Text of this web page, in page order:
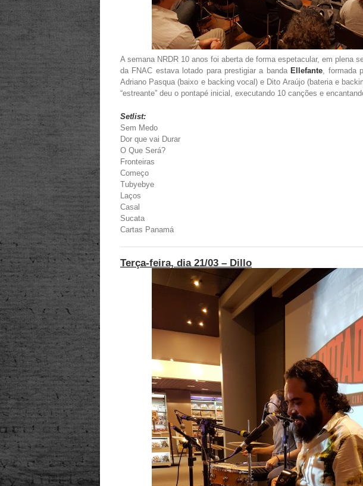
A semana NRDR 10 anos foi aberta de forma espetacular, em plena
da FNAC estava lotado para prestigiar a banda Ellefante, formada
Adriano Pasqua (baixo e backing vocal) e Dito Araújo (bateria e
“estreante” deu o pontapé inicial, executando 10 canções e
Setlist:
Sem Medo
Dor que vai Durar
O Que Será?
Fronteiras
Começo
Tubyebye
Laços
Casal
Sucata
Cartas Panamá
Terça-feira, dia 21/03 – Dillo